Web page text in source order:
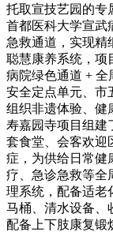
托取宣技艺园的专
首都医科大学宣武
急救通道，实现精
聪慧康养系统，项
病院绿色通道 + 全
安全定点单元、市
组织非遗体验、健
寿嘉园寺项目组建
套食堂、会客欢迎
症，为供给日常健
疗、急诊急救等全
理系统，配备适老
马桶、清水设备、
配备上下肢康复锻